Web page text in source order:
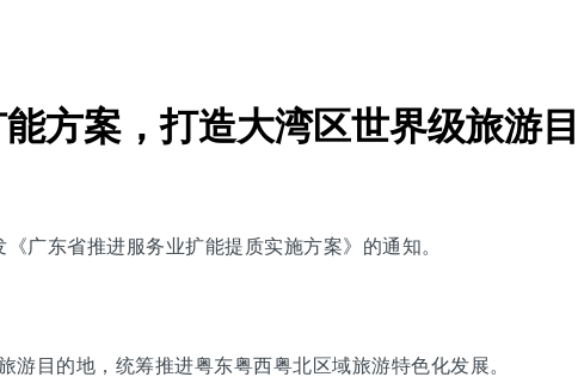
方案，打造大湾区世界级旅游
广东省推进服务业扩能提质实施方案》的通知。
目的地，统筹推进粤东粤西粤北区域旅游特色化发展。